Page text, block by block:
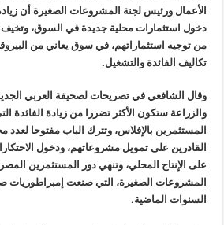
الأعمال ورئيس لجنة المشروعات الصغيرة أن
دخول استثمارات محلية جديدة في السوق، وتخيف
من توجيه استثماراتهم، في سوق يعاني من
تكاليف الفائدة والتشغيل.
وقال الشافعي في تصريحات لصحيفة العربي
والزراعة ستكون الأكثر تضررا من زيادة الفائدة
المستثمرين بالإفلاس، وتترك الباب مفتوحا لعدد
القادرين على تمويل مشروعاتهم، ودخول
على الإنتاج المحلي، وتنهي دور المستثمرين
المشروعات الصغيرة، التي صنعت إمبراطوريات
السنوات الماضية.